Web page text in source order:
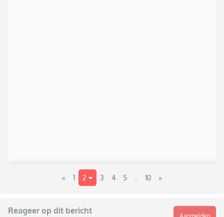
« 1 2 3 4 5 10 »
Reageer op dit bericht